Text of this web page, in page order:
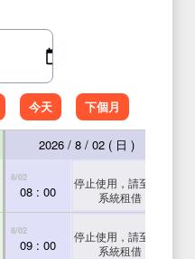
今天 下個月
2026 / 8 / 02 ( 日 )
8/02
08 : 00
停止使用，請至2.0
系統租借
8/02
09 : 00
停止使用，請至2.0
系統租借